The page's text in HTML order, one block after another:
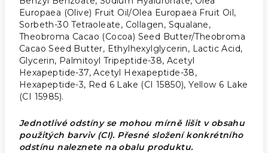
Europaea (Olive) Fruit Oil/Olea Europaea Fruit Oil,
Sorbeth-30 Tetraoleate, Collagen, Squalane,
Theobroma Cacao (Cocoa) Seed Butter/Theobroma
Cacao Seed Butter, Ethylhexylglycerin, Lactic Acid,
Glycerin, Palmitoyl Tripeptide-38, Acetyl
Hexapeptide-37, Acetyl Hexapeptide-38,
Hexapeptide-3, Red 6 Lake (CI 15850), Yellow 6 Lake
(CI 15985).
Jednotlivé odstíny se mohou mírně lišit v obsahu
použitých barviv (CI). Přesné složení konkrétního
odstínu naleznete na obalu produktu.